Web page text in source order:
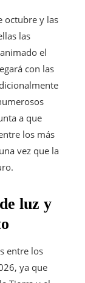
octubre y las
las
el
con las
a que
los más
vez que la
luz y
entre los
ya que